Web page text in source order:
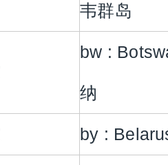
韦群岛
bw :
纳
by :